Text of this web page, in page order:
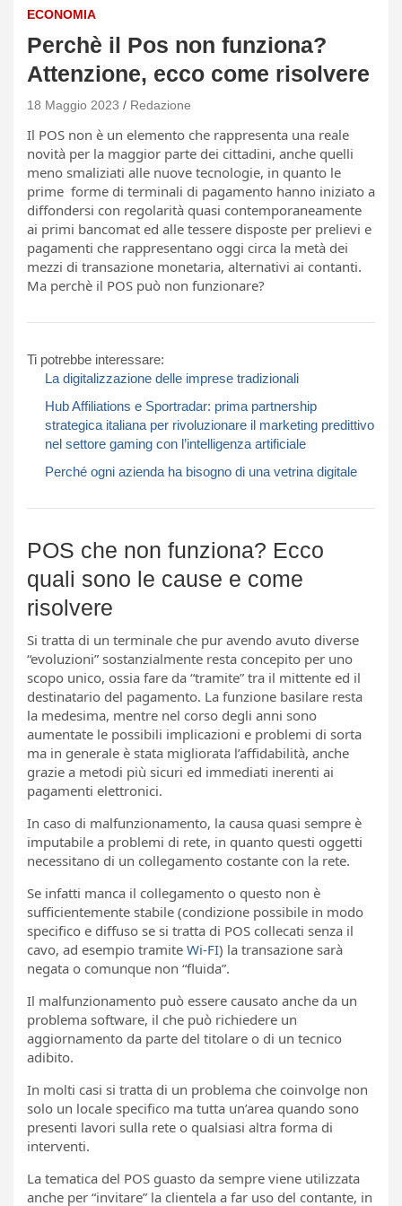
ECONOMIA
Perchè il Pos non funziona?
Attenzione, ecco come risolvere
18 Maggio 2023 Redazione
Il POS non è un elemento che rappresenta una reale
novità per la maggior parte dei cittadini, anche quelli
meno smaliziati alle nuove tecnologie, in quanto le
prime forme di terminali di pagamento hanno iniziato a
diffondersi con regolarità quasi contemporaneamente
ai primi bancomat ed alle tessere disposte per prelievi e
pagamenti che rappresentano oggi circa la metà dei
mezzi di transazione monetaria, alternativi ai contanti.
Ma perchè il POS può non funzionare?
Ti potrebbe interessare:
La digitalizzazione delle imprese tradizionali
Hub Affiliations e Sportradar: prima partnership
strategica italiana per rivoluzionare il marketing predittivo
nel settore gaming con l’intelligenza artificiale
Perché ogni azienda ha bisogno di una vetrina digitale
POS che non funziona? Ecco
quali sono le cause e come
risolvere
Si tratta di un terminale che pur avendo avuto diverse
“evoluzioni” sostanzialmente resta concepito per uno
scopo unico, ossia fare da “tramite” tra il mittente ed il
destinatario del pagamento. La funzione basilare resta
la medesima, mentre nel corso degli anni sono
aumentate le possibili implicazioni e problemi di sorta
ma in generale è stata migliorata l’affidabilità, anche
grazie a metodi più sicuri ed immediati inerenti ai
pagamenti elettronici.
In caso di malfunzionamento, la causa quasi sempre è
imputabile a problemi di rete, in quanto questi oggetti
necessitano di un collegamento costante con la rete.
Se infatti manca il collegamento o questo non è
sufficientemente stabile (condizione possibile in modo
specifico e diffuso se si tratta di POS collecati senza il
cavo, ad esempio tramite Wi-FI) la transazione sarà
negata o comunque non “fluida”.
Il malfunzionamento può essere causato anche da un
problema software, il che può richiedere un
aggiornamento da parte del titolare o di un tecnico
adibito.
In molti casi si tratta di un problema che coinvolge non
solo un locale specifico ma tutta un’area quando sono
presenti lavori sulla rete o qualsiasi altra forma di
interventi.
La tematica del POS guasto da sempre viene utilizzata
anche per “invitare” la clientela a far uso del contante, in